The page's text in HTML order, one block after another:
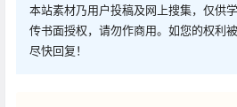
本站素材乃用户投稿及网上搜集，仅供
传书面授权，请勿作商用。如您的权利
尽快回复！